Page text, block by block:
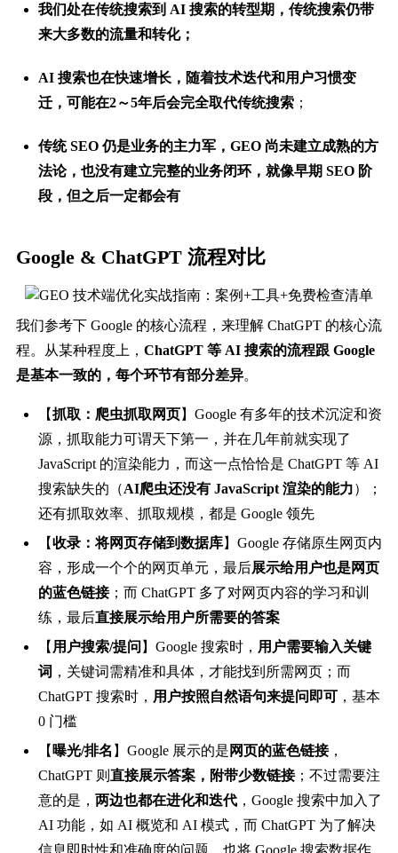
我们处在传统搜索到 AI 搜索的转型期，传统搜索仍带
来大多数的流量和转化；
AI 搜索也在快速增长，随着技术迭代和用户习惯变
迁，可能在2～5年后会完全取代传统搜索 ；
传统 SEO 仍是业务的主力军，GEO 尚未建立成熟的方
法论，也没有建立完整的业务闭环，就像早期 SEO 阶
段，但之后一定都会有
Google & ChatGPT 流程对比
我们参考下 Google 的核心流程，来理解 ChatGPT 的核心流
程。从某种程度上， ChatGPT 等 AI 搜索的流程跟 Google
是基本一致的，每个环节有部分差异。
【抓取：爬虫抓取网页】Google 有多年的技术沉淀和资
源，抓取能力可谓天下第一，并在几年前就实现了
JavaScript 的渲染能力，而这一点恰恰是 ChatGPT 等 AI
搜索缺失的（AI爬虫还没有 JavaScript 渲染的能力）；
还有抓取效率、抓取规模，都是 Google 领先
【收录：将网页存储到数据库】Google 存储原生网页内
容，形成一个个的网页单元，最后展示给用户也是网页
的蓝色链接；而 ChatGPT 多了对网页内容的学习和训
练，最后直接展示给用户所需要的答案
【 用户搜索/提问 】Google 搜索时， 用户需要输入关键
词 ，关键词需精准和具体，才能找到所需网页；而
ChatGPT 搜索时， 用户按照自然语句来提问即可 ，基本
0 门槛
【曝光/排名 】Google 展示的是 网页的蓝色链接，
ChatGPT 则 直接展示答案，附带少数链接；不过需要注
意的是， 两边也都在进化和迭代 ，Google 搜索中加入了
AI 功能，如 AI 概览和 AI 模式，而 ChatGPT 为了解决
信息即时性和准确度的问题，也将 Google 搜索数据作